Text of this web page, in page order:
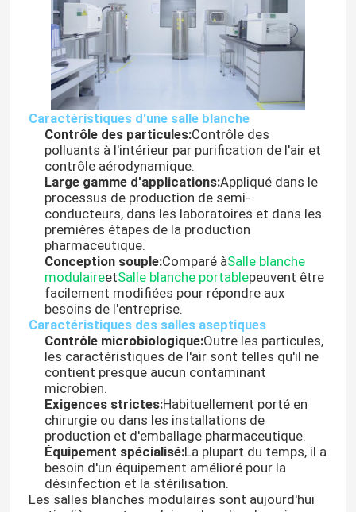
Caractéristiques d'une salle blanche
Contrôle des particules:Contrôle des
polluants à l'intérieur par purification de l'air et
contrôle aérodynamique.
Large gamme d'applications:Appliqué dans le
processus de production de semi-
conducteurs, dans les laboratoires et dans les
premières étapes de la production
pharmaceutique.
Conception souple:Comparé àSalle blanche
modulaireetSalle blanche portablepeuvent être
facilement modifiées pour répondre aux
besoins de l'entreprise.
Caractéristiques des salles aseptiques
Contrôle microbiologique:Outre les particules,
les caractéristiques de l'air sont telles qu'il ne
contient presque aucun contaminant
microbien.
Exigences strictes:Habituellement porté en
chirurgie ou dans les installations de
production et d'emballage pharmaceutique.
Équipement spécialisé:La plupart du temps, il a
besoin d'un équipement amélioré pour la
désinfection et la stérilisation.
Les salles blanches modulaires sont aujourd'hui